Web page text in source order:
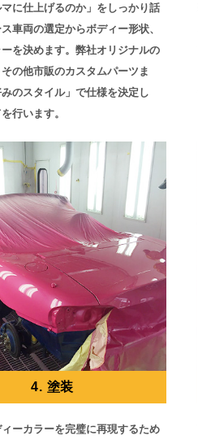
マに仕上げるのか」をしっかり話
車両の選定からボディー形状、
を決めます。弊社オリジナルの
の他市販のカスタムパーツま
のスタイル」で仕様を決定し
行います。
4. 塗装
ーカラーを完璧に再現するため